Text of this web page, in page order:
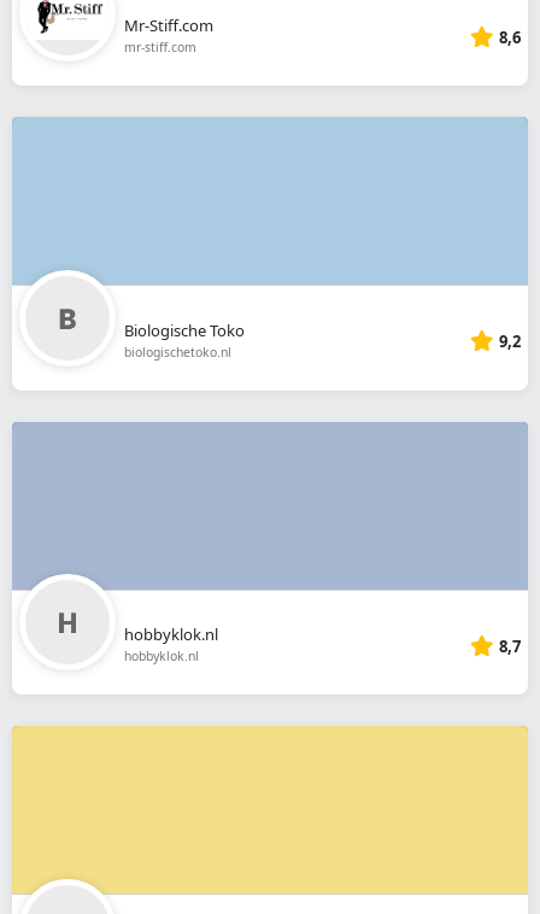
Mr-Stiff.com
mr-stiff.com 8,6
Biologische Toko
biologischetoko.nl 9,2
hobbyklok.nl
hobbyklok.nl 8,7